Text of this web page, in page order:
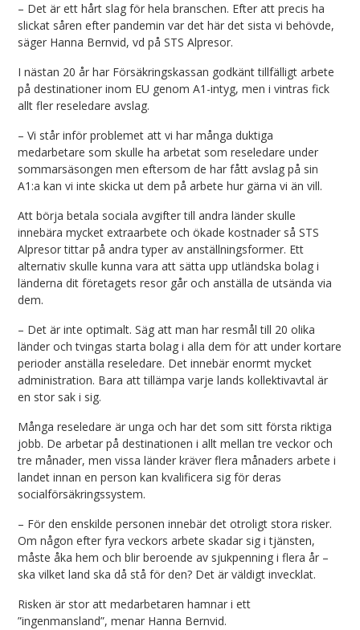
– Det är ett hårt slag för hela branschen. Efter att precis ha
slickat såren efter pandemin var det här det sista vi behövde,
säger Hanna Bernvid, vd på STS Alpresor.
I nästan 20 år har Försäkringskassan godkänt tillfälligt arbete
på destinationer inom EU genom A1-intyg, men i vintras fick
allt fler reseledare avslag.
– Vi står inför problemet att vi har många duktiga
medarbetare som skulle ha arbetat som reseledare under
sommarsäsongen men eftersom de har fått avslag på sin
A1:a kan vi inte skicka ut dem på arbete hur gärna vi än vill.
Att börja betala sociala avgifter till andra länder skulle
innebära mycket extraarbete och ökade kostnader så STS
Alpresor tittar på andra typer av anställningsformer. Ett
alternativ skulle kunna vara att sätta upp utländska bolag i
länderna dit företagets resor går och anställa de utsända via
dem.
– Det är inte optimalt. Säg att man har resmål till 20 olika
länder och tvingas starta bolag i alla dem för att under kortare
perioder anställa reseledare. Det innebär enormt mycket
administration. Bara att tillämpa varje lands kollektivavtal är
en stor sak i sig.
Många reseledare är unga och har det som sitt första riktiga
jobb. De arbetar på destinationen i allt mellan tre veckor och
tre månader, men vissa länder kräver flera månaders arbete i
landet innan en person kan kvalificera sig för deras
socialförsäkringssystem.
– För den enskilde personen innebär det otroligt stora risker.
Om någon efter fyra veckors arbete skadar sig i tjänsten,
måste åka hem och blir beroende av sjukpenning i flera år –
ska vilket land ska då stå för den? Det är väldigt invecklat.
Risken är stor att medarbetaren hamnar i ett
”ingenmansland”, menar Hanna Bernvid.